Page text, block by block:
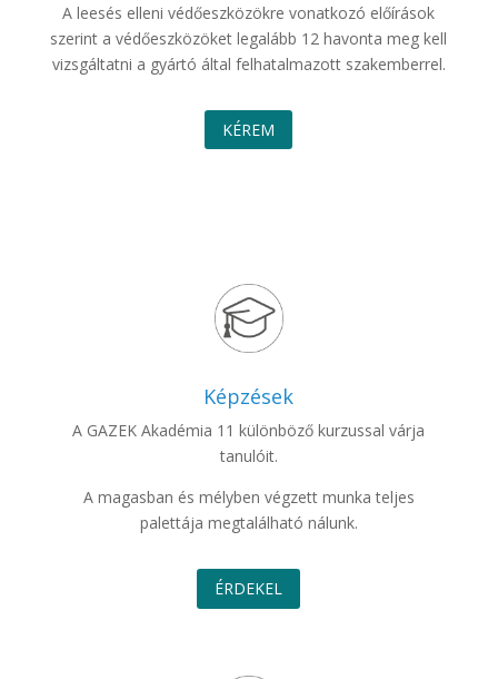
A leesés elleni védőeszközökre vonatkozó előírások
szerint a védőeszközöket legalább 12 havonta meg kell
vizsgáltatni a gyártó által felhatalmazott szakemberrel.
KÉREM
Képzések
A GAZEK Akadémia 11 különböző kurzussal várja
tanulóit.
A magasban és mélyben végzett munka teljes
palettája megtalálható nálunk.
ÉRDEKEL